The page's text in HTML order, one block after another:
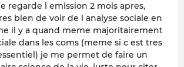
regarde l emission 2 mois apres,
bien de voir de l analyse sociale en
il y a quand meme majoritairement
dans les coms (meme si c est tres
je me permet de faire un